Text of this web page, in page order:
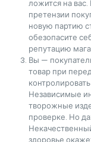
ложится на
претензии
новую партию
обезопасите
репутацию
Вы —
товар при
Независимые
творожные
проверке. Но
здоровье